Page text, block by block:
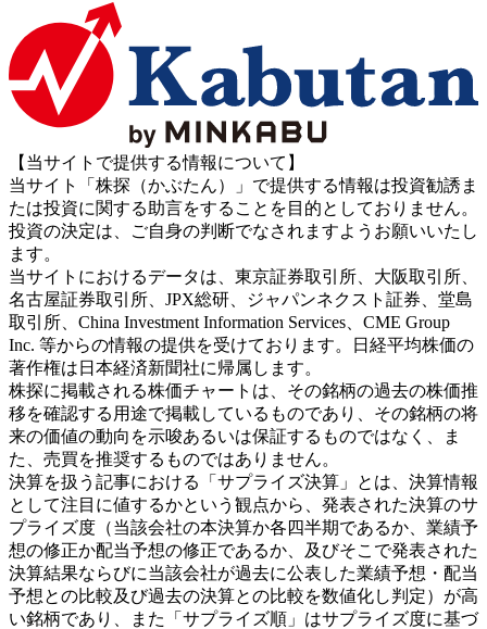
【当サイトで提供する情報について】
当サイト「株探（かぶたん）」で提供する情報は投資勧誘ま
たは投資に関する助言をすることを目的としておりません。
投資の決定は、ご自身の判断でなされますようお願いいたし
ます。
当サイトにおけるデータは、東京証券取引所、大阪取引所、
名古屋証券取引所、JPX総研、ジャパンネクスト証券、堂島
取引所、China Investment Information Services、CME Group
Inc. 等からの情報の提供を受けております。日経平均株価の
著作権は日本経済新聞社に帰属します。
株探に掲載される株価チャートは、その銘柄の過去の株価推
移を確認する用途で掲載しているものであり、その銘柄の将
来の価値の動向を示唆あるいは保証するものではなく、ま
た、売買を推奨するものではありません。
決算を扱う記事における「サプライズ決算」とは、決算情報
として注目に値するかという観点から、発表された決算のサ
プライズ度（当該会社の本決算か各四半期であるか、業績予
想の修正か配当予想の修正であるか、及びそこで発表された
決算結果ならびに当該会社が過去に公表した業績予想・配当
予想との比較及び過去の決算との比較を数値化し判定）が高
い銘柄であり、また「サプライズ順」はサプライズ度に基づ